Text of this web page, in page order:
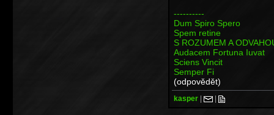
----------
Dum Spiro Spero
Spem retine
S ROZUMEM A
Audacem Fortuna Iuvat
Sciens Vincit
Semper Fi
(odpovědět)
kasper | |